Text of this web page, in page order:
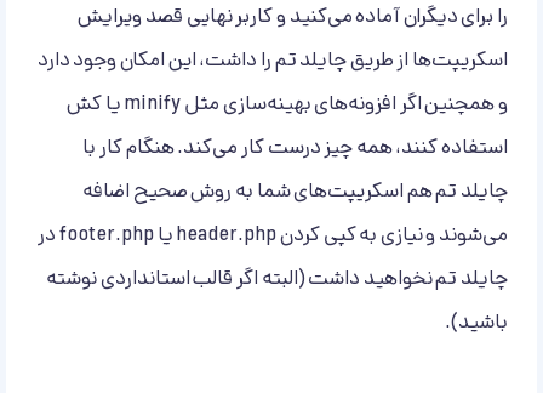
را برای دیگران آماده می‌کنید و کاربر نهایی قصد ویرایش
اسکریپت‌ها از طریق چایلد تم را داشت، این امکان وجود دارد
و همچنین اگر افزونه‌های بهینه‌سازی مثل minify یا کش
استفاده کنند، همه چیز درست کار می‌کند. هنگام کار با
چایلد تم هم اسکریپت‌های شما به روش صحیح اضافه
می‌شوند و نیازی به کپی کردن header.php یا footer.php در
چایلد تم نخواهید داشت (البته اگر قالب استانداردی نوشته
باشید).